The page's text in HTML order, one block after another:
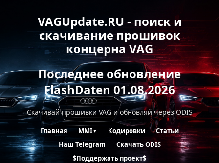
VAGUpdate.RU - поиск и
скачивание прошивок
концерна VAG
Последнее обновление
FlashDaten 01.08.2026
Скачивай прошивки VAG и обновляй через ODIS
Главная MMI▼ Кодировки
Статьи
Наш Telegram
Скачать ODIS
$Поддержать проект$